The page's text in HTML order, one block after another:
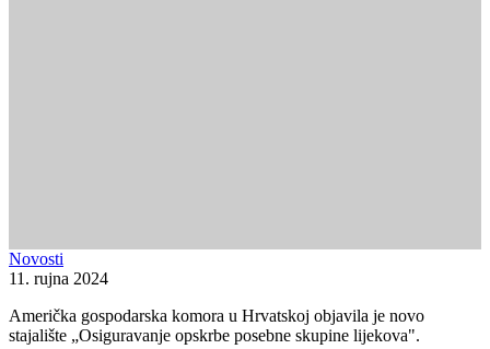
Novosti
11. rujna 2024
Američka gospodarska komora u Hrvatskoj objavila je novo
stajalište „Osiguravanje opskrbe posebne skupine lijekova".